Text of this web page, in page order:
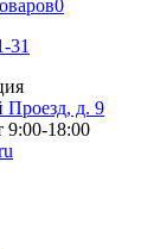
0
31
Проезд, д. 9
18:00